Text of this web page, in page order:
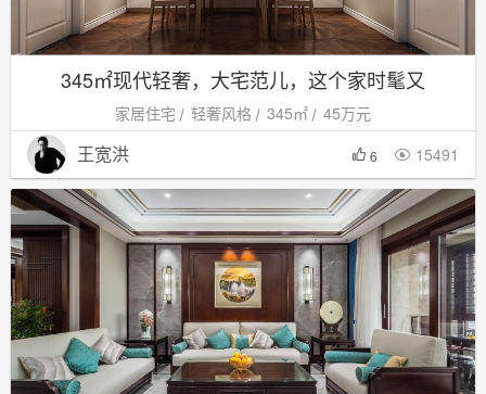
345㎡现代轻奢，大宅范儿，这个家时髦又
家居住宅 轻奢风格 345㎡ 45万元
王宽洪 6  15491